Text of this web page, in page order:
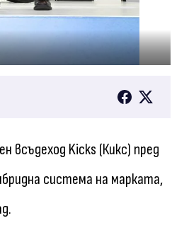
всъдеход Kicks (Кикс) пред
система на марката,